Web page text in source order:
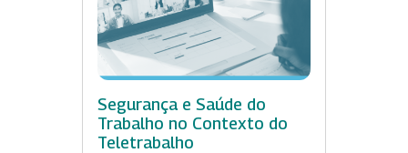
Segurança e Saúde do
Trabalho no Contexto do
Teletrabalho